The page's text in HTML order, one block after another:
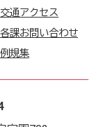
交通アクセス
各課お問い合わせ
例規集